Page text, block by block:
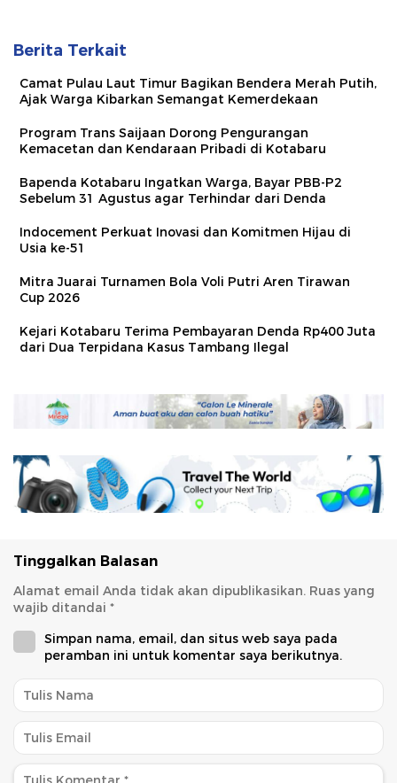
Berita Terkait
Camat Pulau Laut Timur Bagikan Bendera Merah Putih,
Ajak Warga Kibarkan Semangat Kemerdekaan
Program Trans Saijaan Dorong Pengurangan
Kemacetan dan Kendaraan Pribadi di Kotabaru
Bapenda Kotabaru Ingatkan Warga, Bayar PBB-P2
Sebelum 31 Agustus agar Terhindar dari Denda
Indocement Perkuat Inovasi dan Komitmen Hijau di
Usia ke-51
Mitra Juarai Turnamen Bola Voli Putri Aren Tirawan
Cup 2026
Kejari Kotabaru Terima Pembayaran Denda Rp400 Juta
dari Dua Terpidana Kasus Tambang Ilegal
Tinggalkan Balasan
Alamat email Anda tidak akan dipublikasikan. Ruas yang
wajib ditandai *
Simpan nama, email, dan situs web saya pada
peramban ini untuk komentar saya berikutnya.